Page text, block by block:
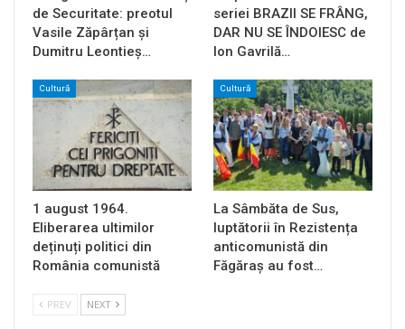
de Securitate: preotul
Vasile Zăpârțan și
Dumitru Leontieș…
seriei BRAZII SE FRÂNG,
DAR NU SE ÎNDOIESC de
Ion Gavrilă…
Cultură
1 august 1964.
Eliberarea ultimilor
deținuți politici din
România comunistă
Cultură
La Sâmbăta de Sus,
luptătorii în Rezistența
anticomunistă din
Făgăraș au fost…
PREV NEXT